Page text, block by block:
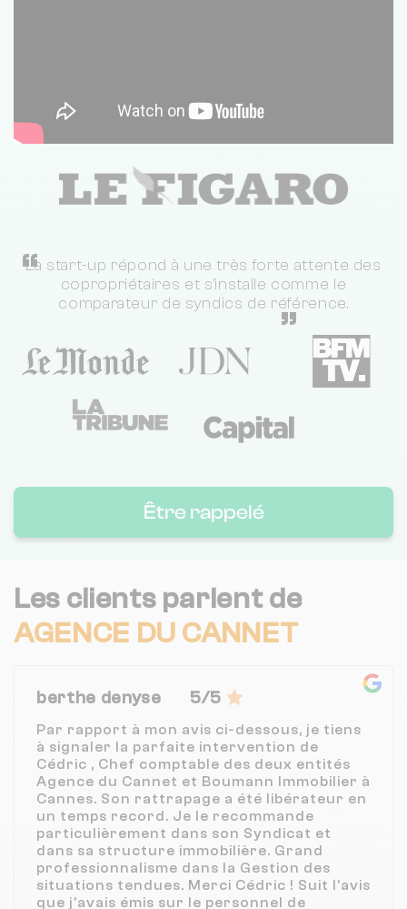
“
La start-up répond à une très forte attente des
copropriétaires et s'installe comme le
comparateur de syndics de référence.
”
Être rappelé
Les clients parlent de
AGENCE DU CANNET
berthe denyse 5/5
Par rapport à mon avis ci-dessous, je tiens
à signaler la parfaite intervention de
Cédric , Chef comptable des deux entités
Agence du Cannet et Boumann Immobilier à
Cannes. Son rattrapage a été libérateur en
un temps record. Je le recommande
particulièrement dans son Syndicat et
dans sa structure immobilière. Grand
professionnalisme dans la Gestion des
situations tendues. Merci Cédric ! Suit l'avis
que j'avais émis sur le personnel de